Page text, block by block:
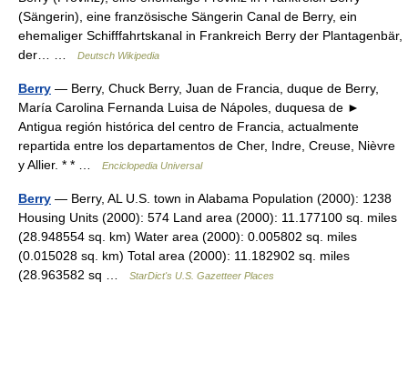
(Sängerin), eine französische Sängerin Canal de Berry, ein
ehemaliger Schifffahrtskanal in Frankreich Berry der Plantagenbär,
der… …
Deutsch Wikipedia
Berry — Berry, Chuck Berry, Juan de Francia, duque de Berry,
María Carolina Fernanda Luisa de Nápoles, duquesa de ►
Antigua región histórica del centro de Francia, actualmente
repartida entre los departamentos de Cher, Indre, Creuse, Nièvre
y Allier. * * …
Enciclopedia Universal
Berry — Berry, AL U.S. town in Alabama Population (2000): 1238
Housing Units (2000): 574 Land area (2000): 11.177100 sq. miles
(28.948554 sq. km) Water area (2000): 0.005802 sq. miles
(0.015028 sq. km) Total area (2000): 11.182902 sq. miles
(28.963582 sq …
StarDict's U.S. Gazetteer Places